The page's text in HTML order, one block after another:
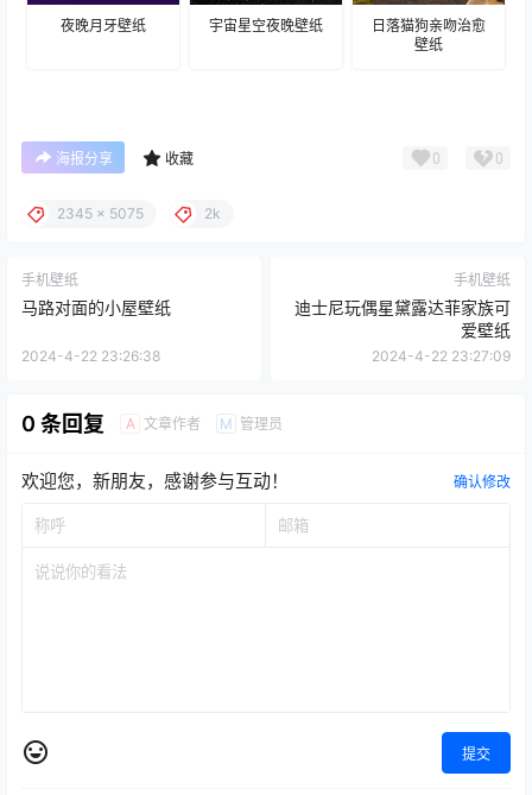
夜晚月牙壁纸 宇宙星空夜晚壁纸
日落猫狗亲吻治愈
壁纸
海报分享 收藏 0 0
2345 x 5075 2k
手机壁纸
马路对面的小屋壁纸
2024-4-22 23:26:38
手机壁纸
迪士尼玩偶星黛露达菲家族可
爱壁纸
2024-4-22 23:27:09
0 条回复 A 文章作者 M 管理员
欢迎您，新朋友，感谢参与互动！ 确认修改
提交